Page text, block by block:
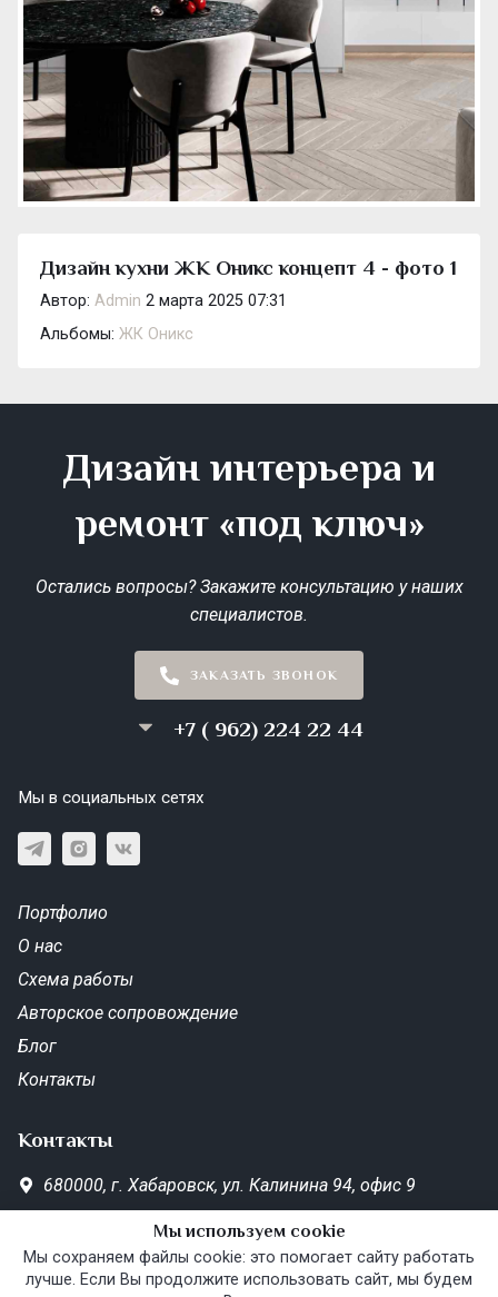
Дизайн кухни ЖК Оникс концепт 4 - фото 1
Автор: Admin 2 марта 2025 07:31
Альбомы: ЖК Оникс
Дизайн интерьера и
ремонт «под ключ»
Остались вопросы? Закажите консультацию у наших
специалистов.
ЗАКАЗАТЬ ЗВОНОК
+7 ( 962) 224 22 44
Мы в социальных сетях
Портфолио
О нас
Схема работы
Авторское сопровождение
Блог
Контакты
Контакты
680000, г. Хабаровск, ул. Калинина 94, офис 9
Пн—Пт 10:00–19:00
Мы используем cookie
Мы сохраняем файлы cookie: это помогает сайту работать
лучше. Если Вы продолжите использовать сайт, мы будем